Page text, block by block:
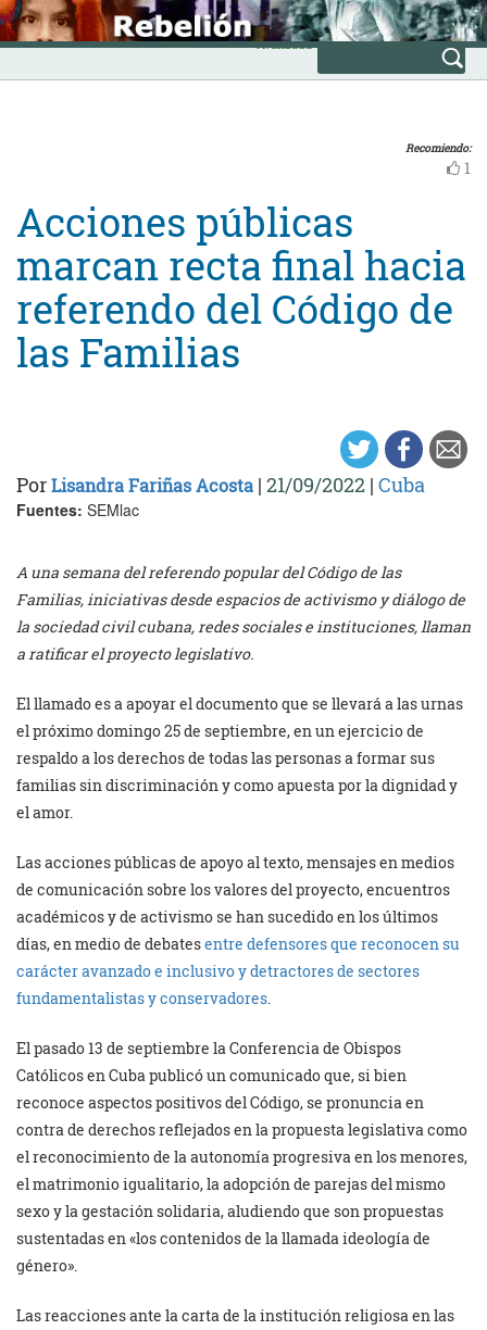
Skip
to
content
INICIO
Avanzada
Recomiendo:
1
Acciones públicas
marcan recta final hacia
referendo del Código de
las Familias
PorLisandra Fariñas Acosta | 21/09/2022 | Cuba
Fuentes: SEMlac
A una semana del referendo popular del Código de las
Familias, iniciativas desde espacios de activismo y diálogo de
la sociedad civil cubana, redes sociales e instituciones, llaman
a ratificar el proyecto legislativo.
El llamado es a apoyar el documento que se llevará a las urnas
el próximo domingo 25 de septiembre, en un ejercicio de
respaldo a los derechos de todas las personas a formar sus
familias sin discriminación y como apuesta por la dignidad y
el amor.
Las acciones públicas de apoyo al texto, mensajes en medios
de comunicación sobre los valores del proyecto, encuentros
académicos y de activismo se han sucedido en los últimos
días, en medio de debatesentre defensores que reconocen su
carácter avanzado e inclusivo y detractores de sectores
fundamentalistas y conservadores.
El pasado 13 de septiembre la Conferencia de Obispos
Católicos en Cuba publicó un comunicado que, si bien
reconoce aspectos positivos del Código, se pronuncia en
contra de derechos reflejados en la propuesta legislativa como
el reconocimiento de la autonomía progresiva en los menores,
el matrimonio igualitario, la adopción de parejas del mismo
sexo y la gestación solidaria, aludiendo que son propuestas
sustentadas en «los contenidos de la llamada ideología de
género».
Las reacciones ante la carta de la institución religiosa en las